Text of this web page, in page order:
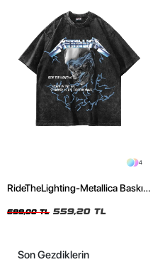
4
RideTheLighting-Metallica Baskılı
Tshirt
699,00 TL 559,20 TL
Son Gezdiklerin